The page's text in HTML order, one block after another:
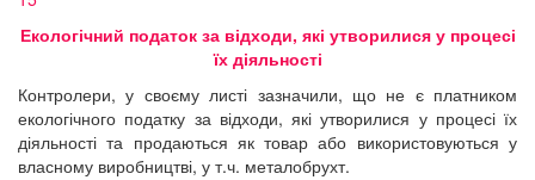
Екологічний податок за відходи, які утворилися у процесі
їх діяльності
Контролери, у своєму листі зазначили, що не є платником
екологічного податку за відходи, які утворилися у процесі їх
діяльності та продаються як товар або використовуються у
власному виробництві, у т.ч. металобрухт.